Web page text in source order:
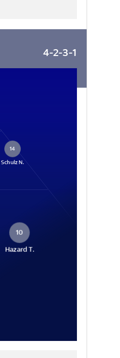
4-2-3-1
14
Schulz N.
10
Hazard T.